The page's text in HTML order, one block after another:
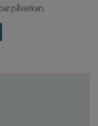
påverkan.